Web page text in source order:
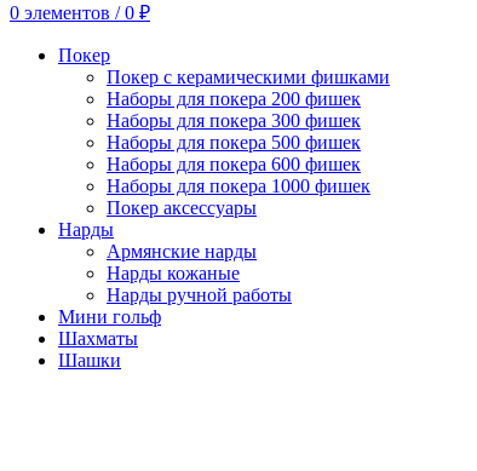
0 элементов / 0 ₽
Покер
Покер с керамическими фишками
Наборы для покера 200 фишек
Наборы для покера 300 фишек
Наборы для покера 500 фишек
Наборы для покера 600 фишек
Наборы для покера 1000 фишек
Покер аксессуары
Нарды
Армянские нарды
Нарды кожаные
Нарды ручной работы
Мини гольф
Шахматы
Шашки